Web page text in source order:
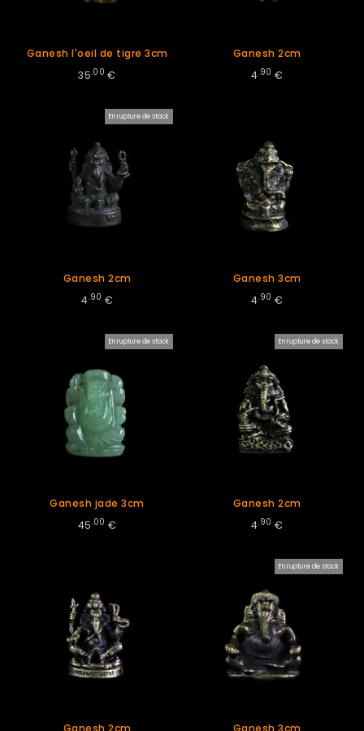
Ganesh l'oeil de tigre 3cm
35.00 €
Ganesh 2cm
4.90 €
En rupture de stock
Ganesh 2cm
4.90 €
Ganesh 3cm
4.90 €
En rupture de stock
Ganesh jade 3cm
45.00 €
En rupture de stock
Ganesh 2cm
4.90 €
En rupture de stock